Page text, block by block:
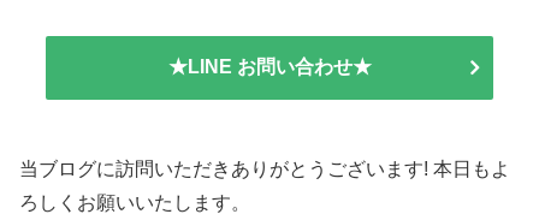
★LINE お問い合わせ★
当ブログに訪問いただきありがとうございます! 本日もよ
ろしくお願いいたします。